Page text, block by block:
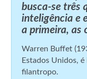
busca-se três
inteligência e
a primeira, as
Warren Buffet
Estados Unidos,
filantropo.